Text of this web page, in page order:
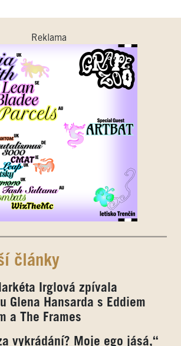
Reklama
články
Irglová zpívala
Glena Hansarda s Eddiem
a The Frames
vykrádání? Moje ego jásá,“